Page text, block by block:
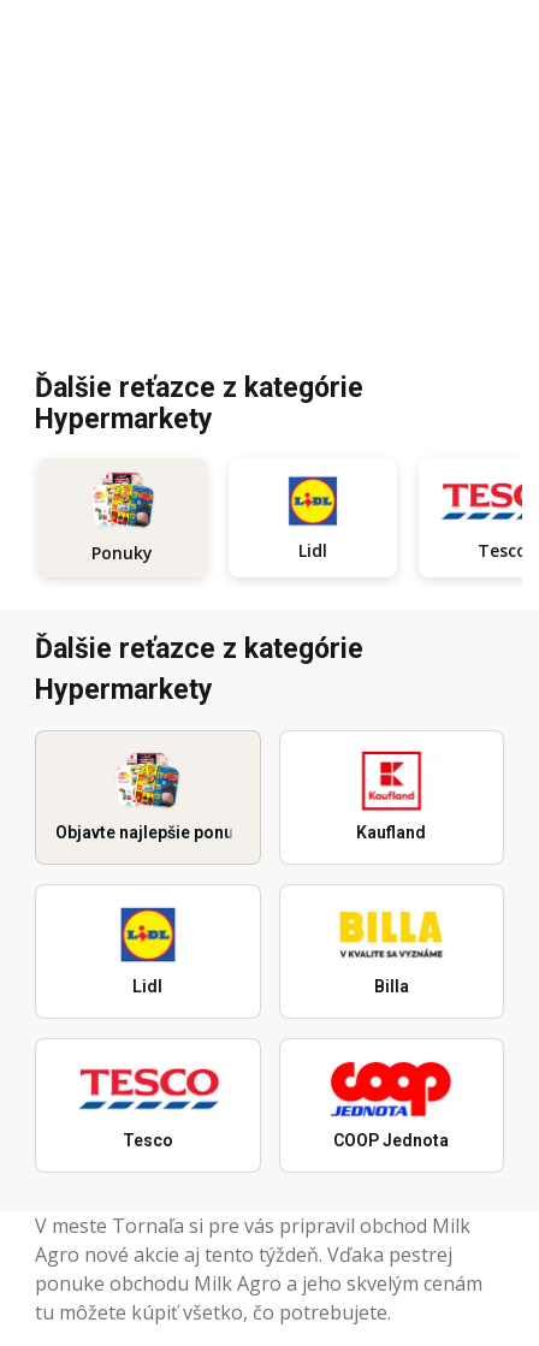
Ďalšie reťazce z kategórie
Hypermarkety
Ponuky Lidl Tesco
Ďalšie reťazce z kategórie
Hypermarkety
Objavte najlepšie ponuky Kaufland
Lidl Billa
Tesco COOP Jednota
V meste Tornaľa si pre vás pripravil obchod Milk
Agro nové akcie aj tento týždeň. Vďaka pestrej
ponuke obchodu Milk Agro a jeho skvelým cenám
tu môžete kúpiť všetko, čo potrebujete.